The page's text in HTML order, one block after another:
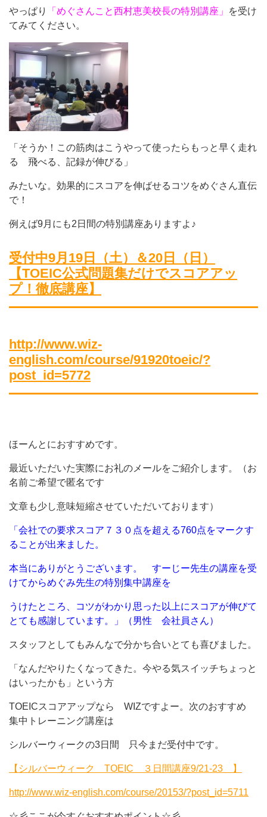
やっぱり 「めぐさんこと西村恵美校長の特別講座」
を受け
てみてください。
「そうか！この筋肉はこうやって使ったらもっと早く走れ
る 飛べる、記録が伸びる」
みたいな。効果的にスコアを伸ばせるコツをめぐさん直伝
で！
例えば9月にも2日間の特別講座ありますよ♪
受付中9月19日（土）＆20日（日）
【TOEIC公式問題集だけでスコアアッ
プ！徹底講座】
http://www.wiz-
english.com/course/91920toeic/?
post_id=5772
ほーんとにおすすめです。
最近いただいた実際にお礼のメールをご紹介します。（お
名前ご希望で匿名です
文章も少し意味短縮させていただいております）
「会社での要求スコア７３０点を超える760点をマークす
ることが出来ました。
本当にありがとうございます。 すーじー先生の講座を受
けてからめぐみ先生の特別集中講座を
うけたところ、コツがわかり思った以上にスコアが伸びて
とても感謝しています。」（男性 会社員さん）
スタッフとしてもみんなで分かち合いとても喜びました。
「なんだやりたくなってきた。今やる気スイッチちょっと
はいったかも」という方
TOEICスコアアップなら WIZですよー。次のおすすめ
集中トレーニング講座は
シルバーウィークの3日間 只今まだ受付中です。
【シルバーウィーク TOEIC ３日間講座9/21-23 】
http://www.wiz-english.com/course/20153/?post_id=5711